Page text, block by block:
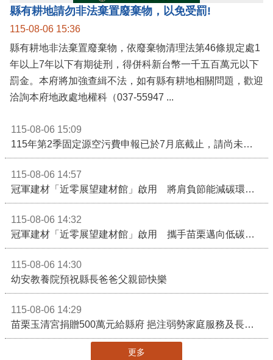
縣有耕地請勿非法棄置廢棄物，以免受罰!
115-08-06 15:36
縣有耕地非法棄置廢棄物，依廢棄物清理法第46條規定處1
年以上7年以下有期徒刑，得併科新台幣一千五百萬元以下
罰金。本府將加強查緝不法，如有縣有耕地相關問題，歡迎
115-08-06 15:09
115-08-06 14:57
115-08-06 14:32
115-08-06 14:30
幼安教養院預祝縣長爸爸父親節快樂
115-08-06 14:29
更多